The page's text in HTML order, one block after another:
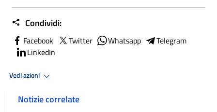
Condividi:
Facebook Twitter Whatsapp
Telegram
LinkedIn
Vedi azioni
Notizie correlate